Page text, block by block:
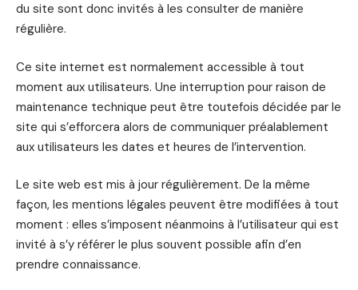
du site sont donc invités à les consulter de manière
régulière.
Ce site internet est normalement accessible à tout
moment aux utilisateurs. Une interruption pour raison de
maintenance technique peut être toutefois décidée par le
site qui s’efforcera alors de communiquer préalablement
aux utilisateurs les dates et heures de l’intervention.
Le site web est mis à jour régulièrement. De la même
façon, les mentions légales peuvent être modifiées à tout
moment : elles s’imposent néanmoins à l’utilisateur qui est
invité à s’y référer le plus souvent possible afin d’en
prendre connaissance.